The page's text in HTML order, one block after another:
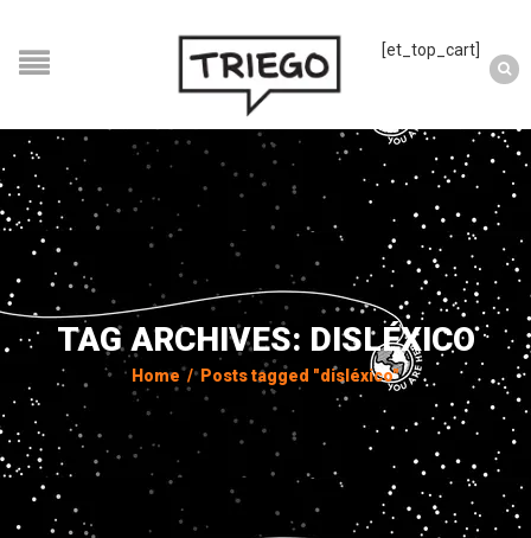
[et_top_cart]
TAG ARCHIVES: DISLÉXICO
Home / Posts tagged "disléxico"